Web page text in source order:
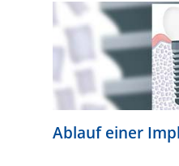
Ablauf einer